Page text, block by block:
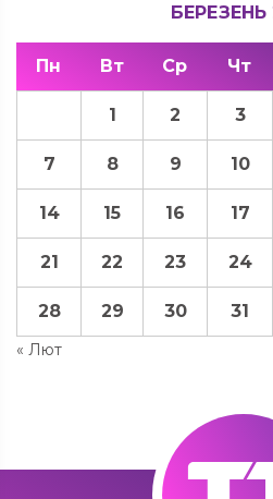
БЕРЕЗЕНЬ
Пн Вт Ср Чт
« Лют
1 2 3
7 8 9 10
14 15 16 17
21 22 23 24
28 29 30 31